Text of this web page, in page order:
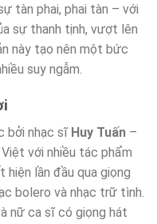
tàn phai, phai tàn – với
sự thanh tịnh, vượt lên
này tạo nên một bức
suy ngẫm.
bởi nhạc sĩ Huy Tuấn –
với nhiều tác phẩm
lần đầu qua giọng
bolero và nhạc trữ tình.
nữ ca sĩ có giọng hát